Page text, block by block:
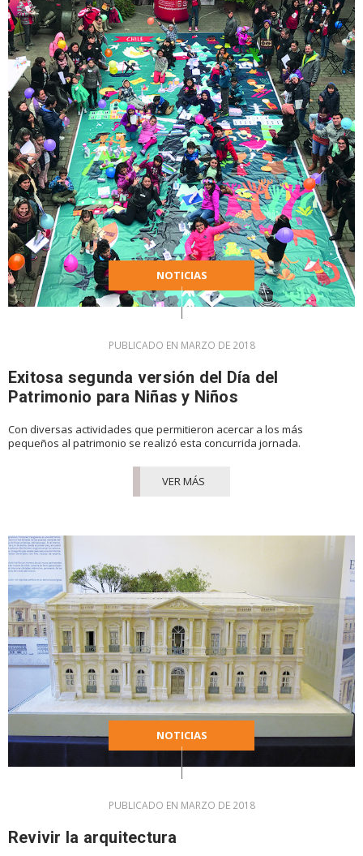
NOTICIAS
PUBLICADO EN MARZO DE 2018
Exitosa segunda versión del Día del
Patrimonio para Niñas y Niños
Con diversas actividades que permitieron acercar a los más
pequeños al patrimonio se realizó esta concurrida jornada.
VER MÁS
NOTICIAS
PUBLICADO EN MARZO DE 2018
Revivir la arquitectura